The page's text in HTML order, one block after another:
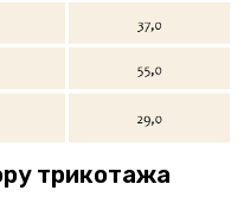
трикотажа